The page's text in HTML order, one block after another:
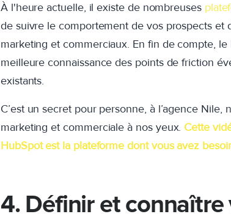
À l'heure actuelle, il existe de nombreuses
de suivre le comportement de vos prospects et
marketing et commerciaux. En fin de compte,
meilleure connaissance des points de friction
existants.
C’est un secret pour personne, à l’agence
marketing et commerciale à nos yeux. Cette
HubSpot est la plateforme dont vous avez
4. Définir et